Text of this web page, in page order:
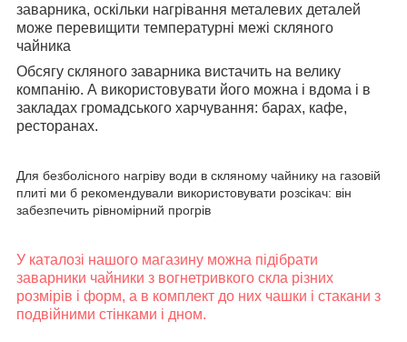
заварника, оскільки нагрівання металевих деталей
може перевищити температурні межі скляного
чайника
Обсягу скляного заварника вистачить на велику
компанію. А використовувати його можна і вдома і в
закладах громадського харчування: барах, кафе,
ресторанах.
Для безболісного нагріву води в скляному чайнику на газовій
плиті ми б рекомендували використовувати розсікач: він
забезпечить рівномірний прогрів
У каталозі нашого магазину можна підібрати
заварники чайники з вогнетривкого скла різних
розмірів і форм, а в комплект до них чашки і стакани з
подвійними стінками і дном.